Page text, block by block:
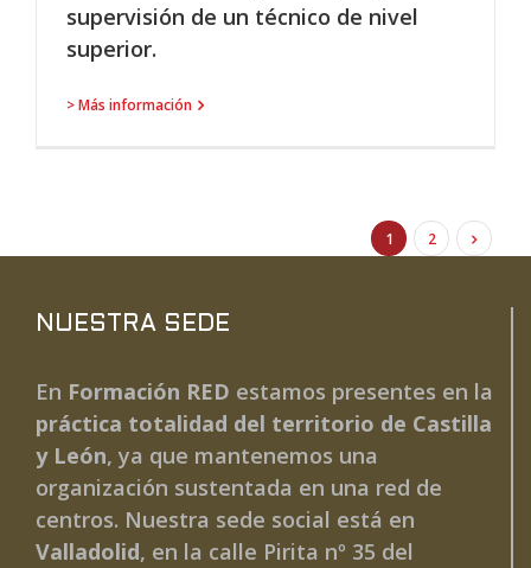
supervisión de un técnico de nivel
superior.
> Más información
1 2
NUESTRA SEDE
En Formación RED estamos presentes en la
práctica totalidad del territorio de Castilla
y León, ya que mantenemos una
organización sustentada en una red de
centros. Nuestra sede social está en
Valladolid, en la calle Pirita nº 35 del